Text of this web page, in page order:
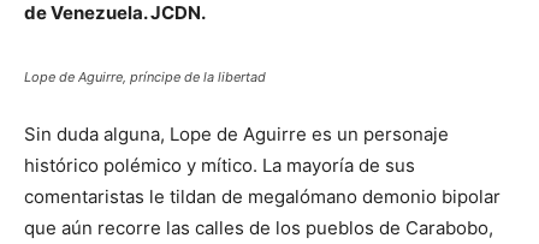
de Venezuela. JCDN.
Lope de Aguirre, príncipe de la libertad
Sin duda alguna, Lope de Aguirre es un personaje
histórico polémico y mítico. La mayoría de sus
comentaristas le tildan de megalómano demonio bipolar
que aún recorre las calles de los pueblos de Carabobo,